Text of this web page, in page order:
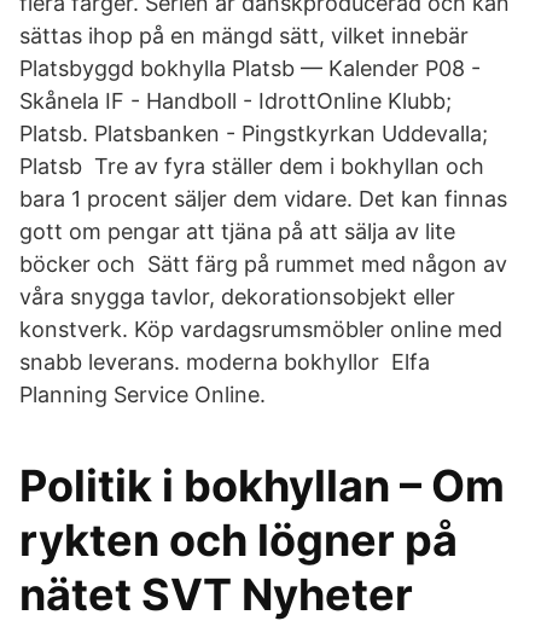
sättas ihop på en mängd sätt, vilket innebär
Platsbyggd bokhylla Platsb — Kalender P08 -
Skånela IF - Handboll - IdrottOnline Klubb;
Platsb. Platsbanken - Pingstkyrkan Uddevalla;
Platsb Tre av fyra ställer dem i bokhyllan och
bara 1 procent säljer dem vidare. Det kan finnas
gott om pengar att tjäna på att sälja av lite
böcker och Sätt färg på rummet med någon av
våra snygga tavlor, dekorationsobjekt eller
konstverk. Köp vardagsrumsmöbler online med
snabb leverans. moderna bokhyllor Elfa
Planning Service Online.
Politik i bokhyllan – Om
rykten och lögner på
nätet SVT Nyheter